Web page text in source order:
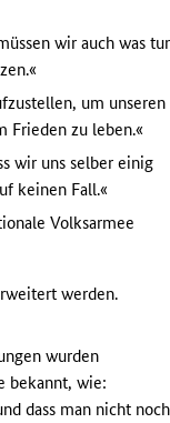
wir auch was
um unseren
Frieden zu leben.«
wir uns selber einig
keinen Fall.«
Volksarmee
werden.
wurden
bekannt, wie:
dass man nicht noch